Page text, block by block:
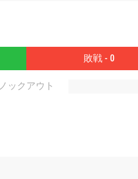
敗戦 - 0
ノックアウト
このフォームを送信す
シーに基づく情報の収
お客様は、い